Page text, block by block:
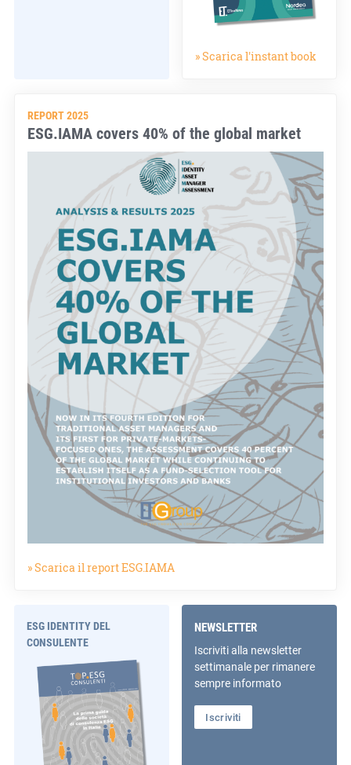
» Scarica l'instant book
REPORT 2025
ESG.IAMA covers 40% of the global market
» Scarica il report ESG.IAMA
ESG IDENTITY DEL
CONSULENTE
NEWSLETTER
Iscriviti alla newsletter
settimanale per rimanere
sempre informato
Iscriviti